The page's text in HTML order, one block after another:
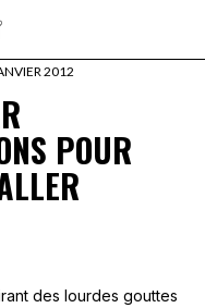
2012
POUR
des lourdes gouttes